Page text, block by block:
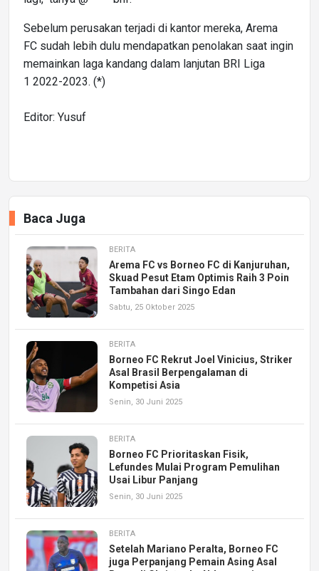
Sebelum perusakan terjadi di kantor mereka, Arema
FC sudah lebih dulu mendapatkan penolakan saat ingin
memainkan laga kandang dalam lanjutan BRI Liga
1 2022-2023. (*)
Editor: Yusuf
Baca Juga
BERITA
Arema FC vs Borneo FC di Kanjuruhan,
Skuad Pesut Etam Optimis Raih 3 Poin
Tambahan dari Singo Edan
Sabtu, 25 Oktober 2025
BERITA
Borneo FC Rekrut Joel Vinicius, Striker
Asal Brasil Berpengalaman di
Kompetisi Asia
Senin, 30 Juni 2025
BERITA
Borneo FC Prioritaskan Fisik,
Lefundes Mulai Program Pemulihan
Usai Libur Panjang
Senin, 30 Juni 2025
BERITA
Setelah Mariano Peralta, Borneo FC
juga Perpanjang Pemain Asing Asal